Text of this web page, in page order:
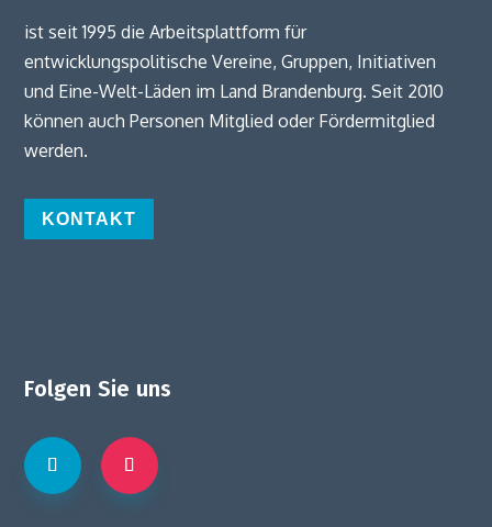
ist seit 1995 die Arbeitsplattform für
entwicklungspolitische Vereine, Gruppen, Initiativen
und Eine-Welt-Läden im Land Brandenburg. Seit 2010
können auch Personen Mitglied oder Fördermitglied
werden.
KONTAKT
Folgen Sie uns